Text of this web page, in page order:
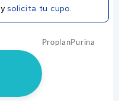
y solicita tu cupo.
ProplanPurina